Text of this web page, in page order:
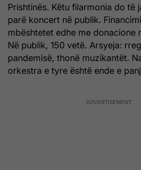
Prishtinës. Këtu filarmonia do të
parë koncert në publik.
mbështetet edhe me donacione
Në publik, 150 vetë. Arsyeja:
pandemisë, thonë muzikantët.
orkestra e tyre është ende e